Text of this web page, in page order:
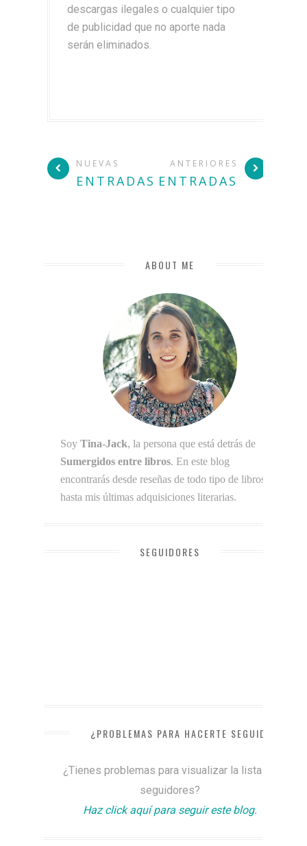
descargas ilegales o cualquier tipo
de publicidad que no aporte nada
serán eliminados.
NUEVAS
ENTRADAS
ANTERIORES
ENTRADAS
ABOUT ME
Soy Tina-Jack, la persona que está detrás de
Sumergidos entre libros. En este blog
encontrarás desde reseñas de todo tipo de libros
hasta mis últimas adquisiciones literarias.
SEGUIDORES
¿PROBLEMAS PARA HACERTE SEGUIDOR?
¿Tienes problemas para visualizar la lista de
seguidores?
Haz click aquí para seguir este blog.